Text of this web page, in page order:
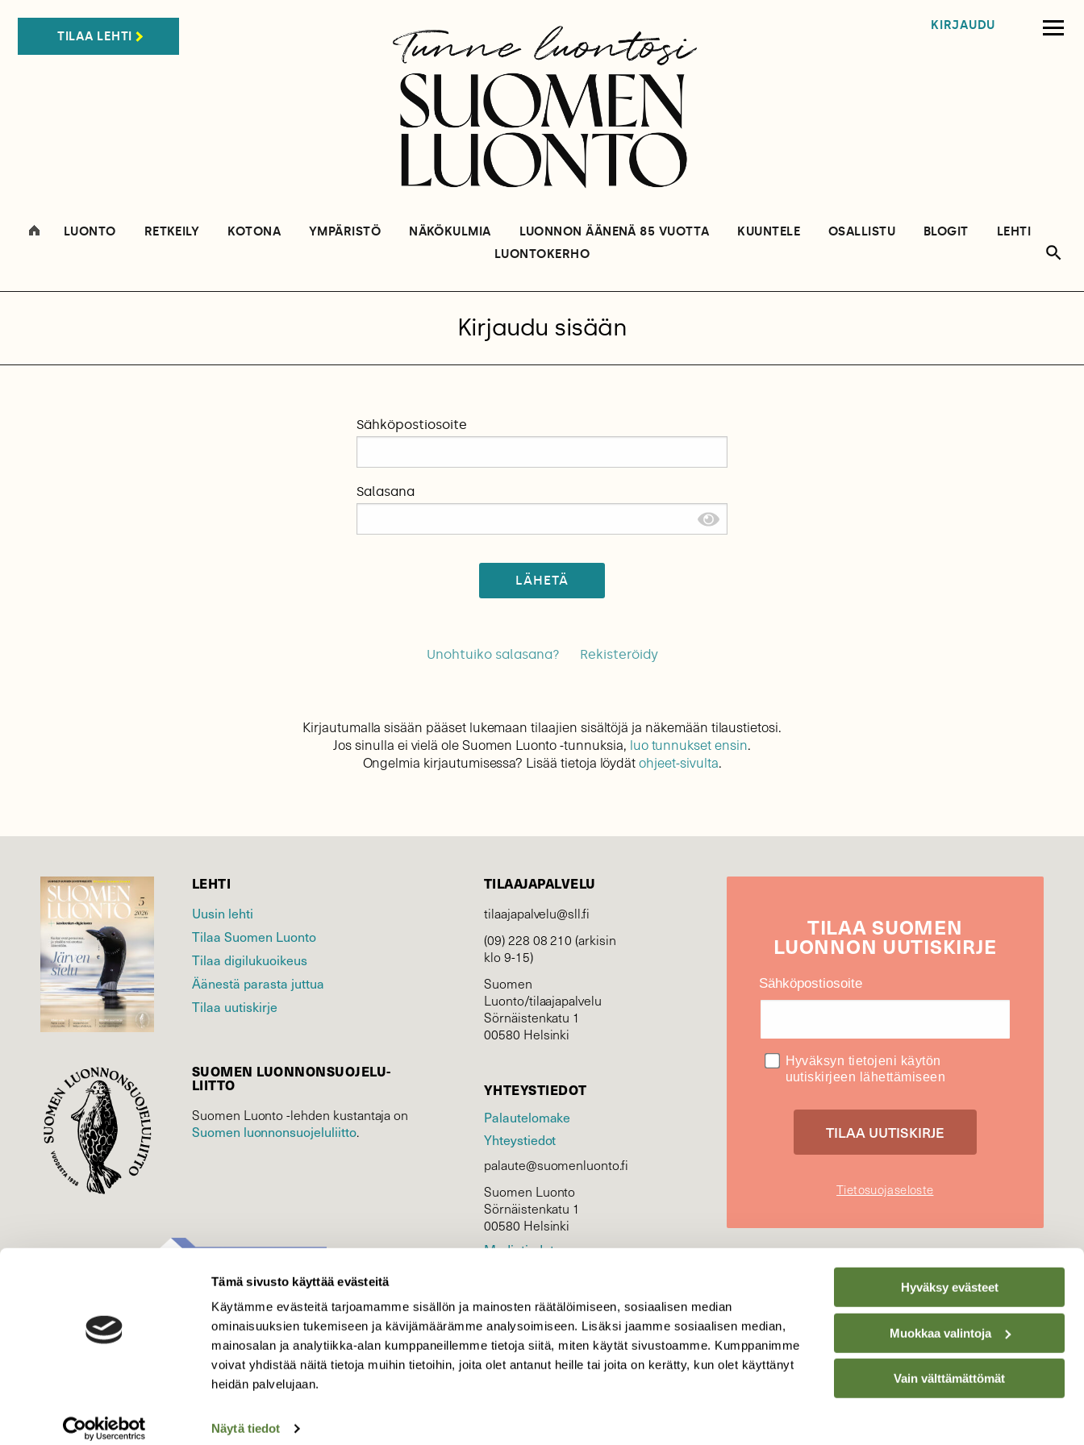
Tämä sivusto käyttää evästeitä
Käytämme evästeitä tarjoamamme sisällön ja mainosten räätälöimiseen, sosiaalisen median
ominaisuuksien tukemiseen ja kävijämäärämme analysoimiseen. Lisäksi jaamme sosiaalisen median,
mainosalan ja analytiikka-alan kumppaneillemme tietoja siitä, miten käytät sivustoamme. Kumppanimme
voivat yhdistää näitä tietoja muihin tietoihin, joita olet antanut heille tai joita on kerätty, kun olet käyttänyt
heidän palvelujaan.
Näytä tiedot
Hyväksy evästeet
Muokkaa valintoja
Vain välttämättömät
TILAA LEHTI
KIRJAUDU
LUONTO RETKEILY KOTONA YMPÄRISTÖ NÄKÖKULMIA LUONNON ÄÄNENÄ 85 VUOTTA KUUNTELE OSALLISTU BLOGIT
LEHTI
LUONTOKERHO
Kirjaudu sisään
Sähköpostiosoite
Salasana
LÄHETÄ
Unohtuiko salasana? Rekisteröidy
Kirjautumalla sisään pääset lukemaan tilaajien sisältöjä ja näkemään tilaustietosi.
Jos sinulla ei vielä ole Suomen Luonto -tunnuksia, luo tunnukset ensin.
Ongelmia kirjautumisessa? Lisää tietoja löydätohjeet-sivulta.
LEHTI
Uusin lehti
Tilaa Suomen Luonto
Tilaa digilukuoikeus
Äänestä parasta juttua
Tilaa uutiskirje
SUOMEN LUONNON­SUOJELU­
LIITTO
Suomen Luonto -lehden kustantaja on
Suomen luonnonsuojelu­liitto.
TILAAJAPALVELU
tilaajapalvelu@sll.fi
(09) 228 08 210 (arkisin
klo 9-15)
Suomen
Luonto/tilaajapalvelu
Sörnäistenkatu 1
00580 Helsinki
YHTEYSTIEDOT
Palautelomake
Yhteystiedot
palaute@suomenluonto.fi
Suomen Luonto
Sörnäistenkatu 1
00580 Helsinki
Mediatiedot
KIRJAUDU
TILAASUOMEN
LUONNON UUTIS­KIRJE
Sähköpostiosoite
Hyväksyn tietojeni käytön
uutiskirjeen lähettämiseen
Tietosuojaseloste